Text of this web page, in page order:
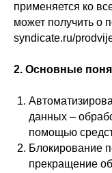
применяется ко
может получить о
syndicate.ru/
2. Основные
данных –
помощью
Блокирование
прекращение